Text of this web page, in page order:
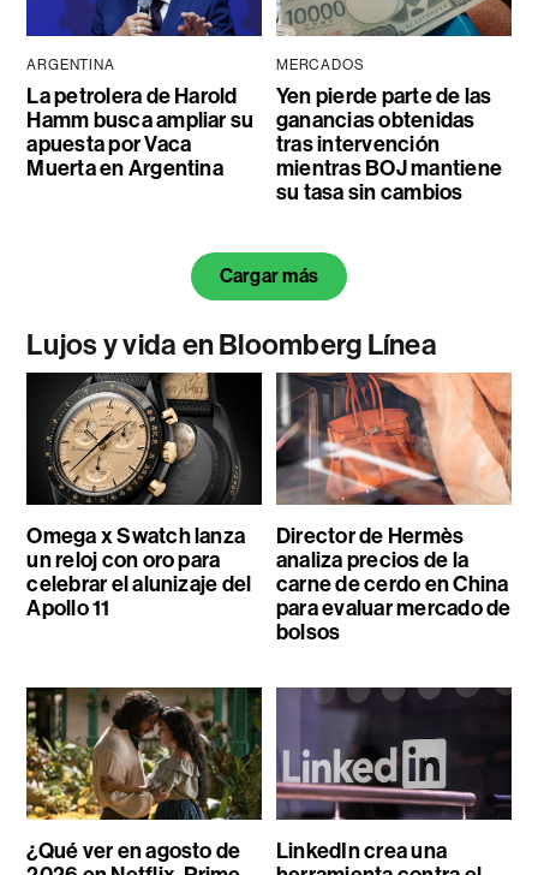
ARGENTINA
La petrolera de Harold
Hamm busca ampliar su
apuesta por Vaca
Muerta en Argentina
MERCADOS
Yen pierde parte de las
ganancias obtenidas
tras intervención
mientras BOJ mantiene
su tasa sin cambios
Cargar más
Lujos y vida en Bloomberg Línea
Omega x Swatch lanza
un reloj con oro para
celebrar el alunizaje del
Apollo 11
Director de Hermès
analiza precios de la
carne de cerdo en China
para evaluar mercado de
bolsos
¿Qué ver en agosto de
LinkedIn crea una